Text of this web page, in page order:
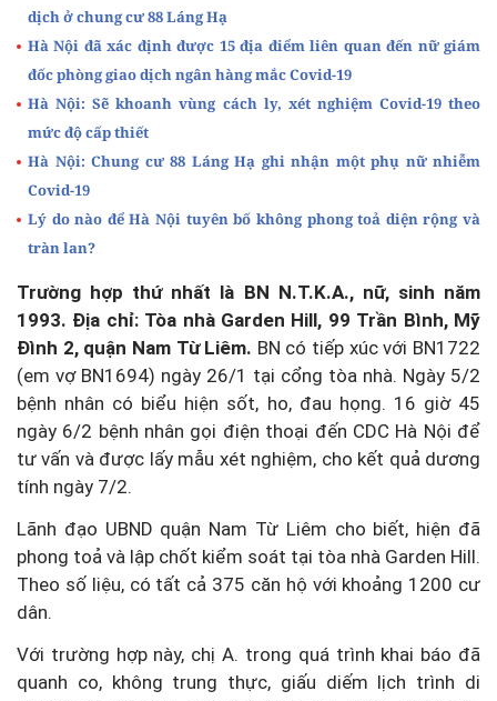
dịch ở chung cư 88 Láng Hạ
Hà Nội đã xác định được 15 địa điểm liên quan đến nữ giám
đốc phòng giao dịch ngân hàng mắc Covid-19
Hà Nội: Sẽ khoanh vùng cách ly, xét nghiệm Covid-19 theo
mức độ cấp thiết
Hà Nội: Chung cư 88 Láng Hạ ghi nhận một phụ nữ nhiễm
Covid-19
Lý do nào để Hà Nội tuyên bố không phong toả diện rộng và
tràn lan?
Trường hợp thứ nhất là BN N.T.K.A., nữ, sinh năm
1993. Địa chỉ: Tòa nhà Garden Hill, 99 Trần Bình, Mỹ
Đình 2, quận Nam Từ Liêm. BN có tiếp xúc với BN1722
(em vợ BN1694) ngày 26/1 tại cổng tòa nhà. Ngày 5/2
bệnh nhân có biểu hiện sốt, ho, đau họng. 16 giờ 45
ngày 6/2 bệnh nhân gọi điện thoại đến CDC Hà Nội để
tư vấn và được lấy mẫu xét nghiệm, cho kết quả dương
tính ngày 7/2.
Lãnh đạo UBND quận Nam Từ Liêm cho biết, hiện đã
phong toả và lập chốt kiểm soát tại tòa nhà Garden Hill.
Theo số liệu, có tất cả 375 căn hộ với khoảng 1200 cư
dân.
Với trường hợp này, chị A. trong quá trình khai báo đã
quanh co, không trung thực, giấu diếm lịch trình di